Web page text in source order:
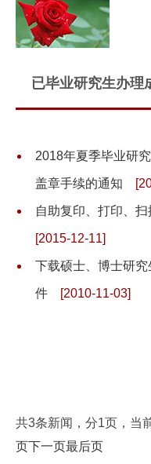
已毕业研究生办理
2018年夏季毕业研
盖章手续的通知
自助复印、打印、
[2015-12-11]
下载硕士、博士研
件 [2010-11-03]
共3条新闻，分1页，当
页下一页最后页